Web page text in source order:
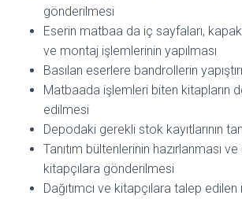
gönderilmesi
Eserin matbaa da iç sayfaları,
ve montaj işlemlerinin yapılması
Basılan eserlere bandrollerin
Matbaada işlemleri biten kitapların
edilmesi
Depodaki gerekli stok kayıtlarının
Tanıtım bültenlerinin hazırlanması ve
kitapçılara gönderilmesi
Dağıtımcı ve kitapçılara talep